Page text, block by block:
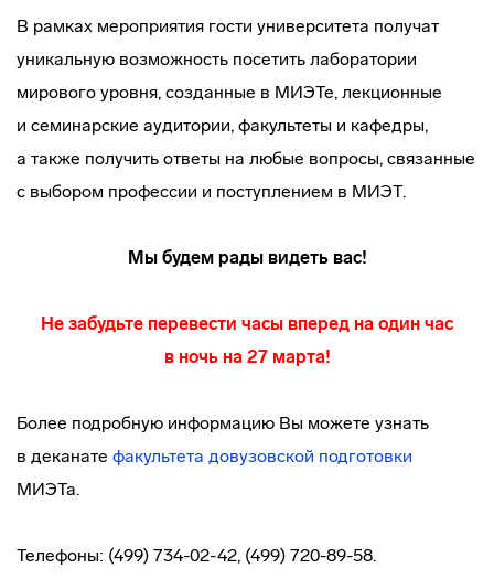
В рамках мероприятия гости университета получат
уникальную возможность посетить лаборатории
мирового уровня, созданные в МИЭТе, лекционные
и семинарские аудитории, факультеты и кафедры,
а также получить ответы на любые вопросы, связанные
с выбором профессии и поступлением в МИЭТ.
Мы будем рады видеть вас!
Не забудьте перевести часы вперед на один час
в ночь на 27 марта!
Более подробную информацию Вы можете узнать
в деканате факультета довузовской подготовки
МИЭТа.
Телефоны: (499) 734-02-42, (499) 720-89-58.